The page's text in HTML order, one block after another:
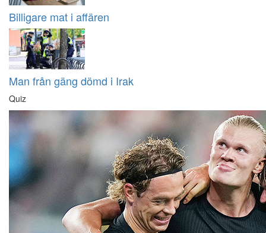
Billigare mat i affären
Man från gäng dömd i Irak
Quiz